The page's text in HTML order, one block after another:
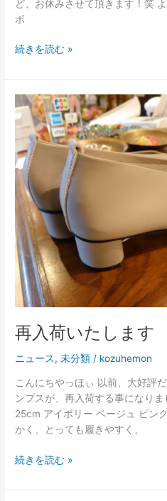
ど、お休みさせて頂きます！笑
ボ
続きを読む »
再入荷いたします
ニュース,未分類 / kozuhemon
こんにちやっほぃ 以前、大好評
ンプスが、再入荷する事になり
25cm アイボリー ベージュ ピン
かく、とっても履きやすく、
入
い
た
し
ま
続きを読む »